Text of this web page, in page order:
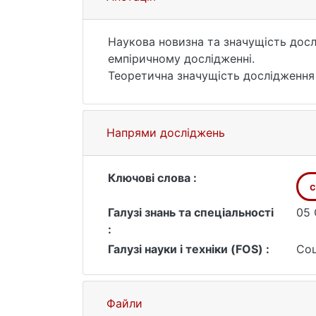
Наукова новизна та значущість
емпіричному дослідженні.
Теоретична значущість
подальшого вивчення зазначеної
соціологів, маркетологів та інших
Практичне значення дослідження
значний практичний вплив на
працюють з людьми, що мають
розробки програм, що
соціальних мереж. Психологи
їм зберегти або підвищити свою
Напрями досліджень
Ключові слова :
Галузі знань та спеціальності
:
05
Галузі науки і техніки (FOS) :
Файли